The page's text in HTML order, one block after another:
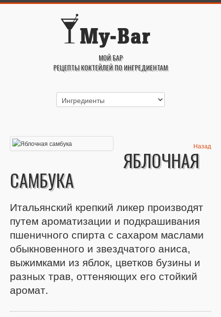
МОЙ БАР
РЕЦЕПТЫ КОКТЕЙЛЕЙ ПО ИНГРЕДИЕНТАМ
Назад
ЯБЛОЧНАЯ
САМБУКА
Итальянский крепкий ликер производят
путем ароматизации и подкрашивания
пшеничного спирта с сахаром маслами
обыкновенного и звездчатого аниса,
выжимками из яблок, цветков бузины и
разных трав, оттеняющих его стойкий
аромат.